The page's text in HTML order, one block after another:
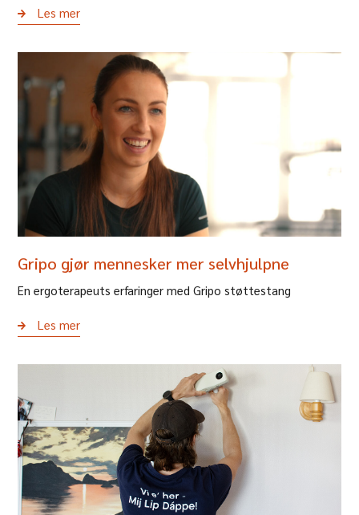
Les mer
Gripo gjør mennesker mer selvhjulpne
En ergoterapeuts erfaringer med Gripo støttestang
Les mer